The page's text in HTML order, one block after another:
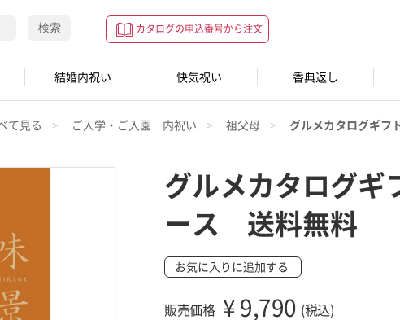
カタログの申込番号から注文
検索
結婚内祝い 快気祝い 香典返し
て見る ご入学・ご入園 内祝い 祖父母 グルメカタログギ
グルメカタログ
ース 送料無料
お気に入りに追加する
販売価格 ¥ 9,790 (税込)